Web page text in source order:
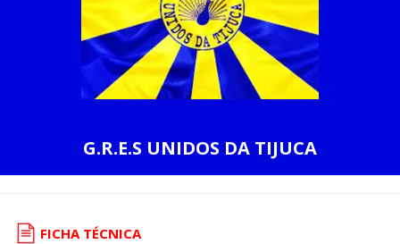
G.R.E.S UNIDOS DA TIJUCA
FICHA TÉCNICA